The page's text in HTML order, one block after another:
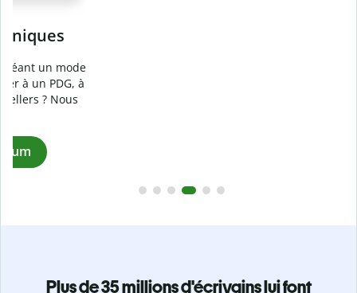
Prévenez
Vérifiez que vos écrits sont 100 % les vôtres grâce au
logiciel anti-plagiat. Analysez votre document en quelques
secondes et identifiez les citations manquantes dans plus
Plus de 35 millions d'écrivains lui font